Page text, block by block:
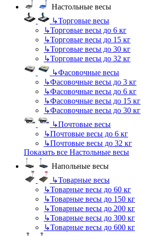
Настольные весы
↳Торговые весы
↳Торговые весы до 6 кг
↳Торговые весы до 15 кг
↳Торговые весы до 30 кг
↳Торговые весы до 32 кг
↳Фасовочные весы
↳Фасовочные весы до 3 кг
↳Фасовочные весы до 6 кг
↳Фасовочные весы до 15 кг
↳Фасовочные весы до 30 кг
↳Почтовые весы
↳Почтовые весы до 6 кг
↳Почтовые весы до 32 кг
Показать все Настольные весы
Напольные весы
↳Товарные весы
↳Товарные весы до 60 кг
↳Товарные весы до 150 кг
↳Товарные весы до 200 кг
↳Товарные весы до 300 кг
↳Товарные весы до 600 кг